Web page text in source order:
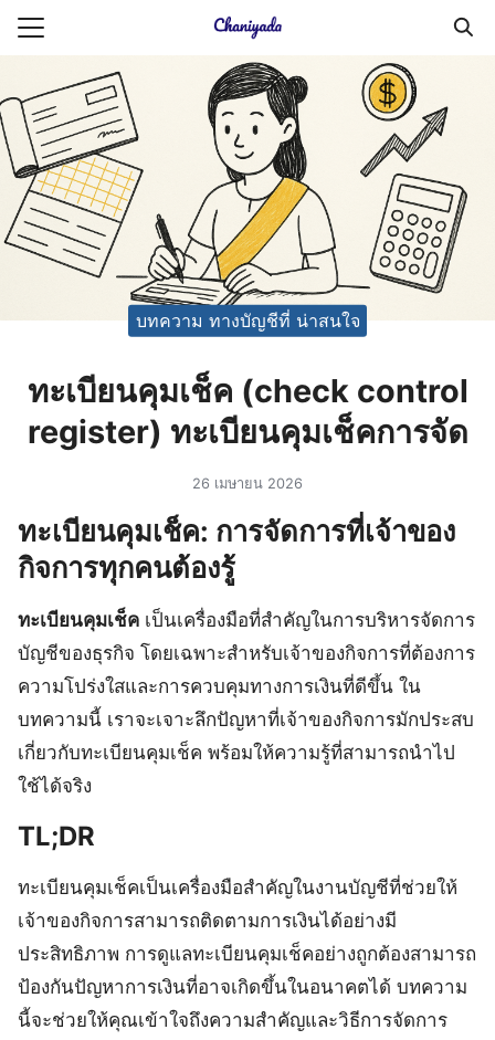
Skip
ยความเป็นส่วนตัว
ญชี (Accounting service)
ญชี (Accounting
for:
บทความ ทางบัญชีที่ น่าสนใจ
ทะเบียนคุมเช็ค (check control
register) ทะเบียนคุมเช็คการจัด
26 เมษายน 2026
ทะเบียนคุมเช็ค: การจัดการที่เจ้าของ
กิจการทุกคนต้องรู้
ทะเบียนคุมเช็ค เป็นเครื่องมือที่สำคัญในการบริหารจัดการ
บัญชีของธุรกิจ โดยเฉพาะสำหรับเจ้าของกิจการที่ต้องการ
ความโปร่งใสและการควบคุมทางการเงินที่ดีขึ้น ใน
บทความนี้ เราจะเจาะลึกปัญหาที่เจ้าของกิจการมักประสบ
เกี่ยวกับทะเบียนคุมเช็ค พร้อมให้ความรู้ที่สามารถนำไป
ใช้ได้จริง
TL;DR
ทะเบียนคุมเช็คเป็นเครื่องมือสำคัญในงานบัญชีที่ช่วยให้
เจ้าของกิจการสามารถติดตามการเงินได้อย่างมี
ประสิทธิภาพ การดูแลทะเบียนคุมเช็คอย่างถูกต้องสามารถ
ป้องกันปัญหาการเงินที่อาจเกิดขึ้นในอนาคตได้ บทความ
นี้จะช่วยให้คุณเข้าใจถึงความสำคัญและวิธีการจัดการ